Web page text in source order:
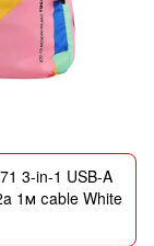
3-in-1 USB-A
1м сable White